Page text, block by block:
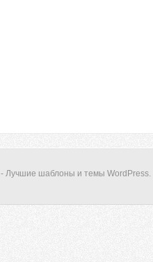
- Лучшие шаблоны и темы